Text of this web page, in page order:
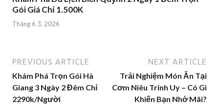
Gói Giá Chỉ 1.500K
Tháng 6 3, 2026
PREVIOUS ARTICLE
Khám Phá Trọn Gói Hà
Giang 3 Ngày 2 Đêm Chỉ
2290k/Người
NEXT ARTICLE
Trải Nghiệm Món Ăn Tại
Cơm Niêu Trinh Uy – Có Gì
Khiến Bạn Nhớ Mãi?